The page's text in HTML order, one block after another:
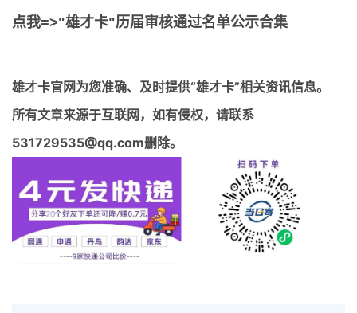
点我=>"雄才卡"历届审核通过名单公示合集
雄才卡官网为您准确、及时提供“雄才卡”相关资讯信息。
所有文章来源于互联网，如有侵权，请联系
531729535@qq.com删除。